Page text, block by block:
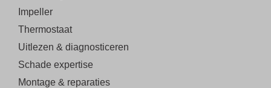
Impeller
Thermostaat
Uitlezen & diagnosticeren
Schade expertise
Montage & reparaties